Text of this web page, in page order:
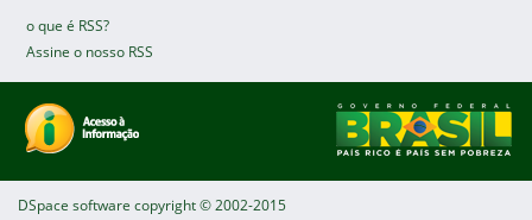
o que é RSS?
Assine o nosso RSS
DSpace software copyright © 2002-2015